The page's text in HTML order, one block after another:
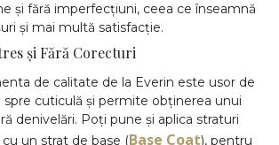
și fără imperfecțiuni, ceea ce înseamnă
și mai multă satisfacție.
și Fără Corecturi
de calitate de la Everin este usor de
spre cuticulă și permite obținerea unui
denivelări. Poți pune și aplica straturi
un strat de base (Base Coat), pentru